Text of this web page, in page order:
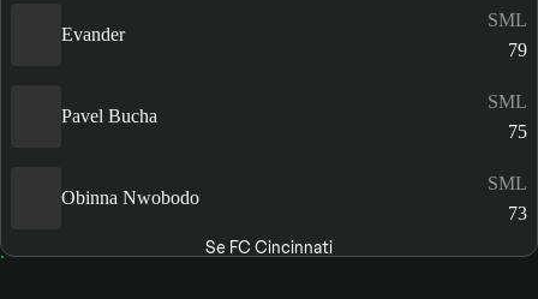
Evander
SML
79
Pavel Bucha
SML
75
Obinna Nwobodo
SML
73
Se FC Cincinnati